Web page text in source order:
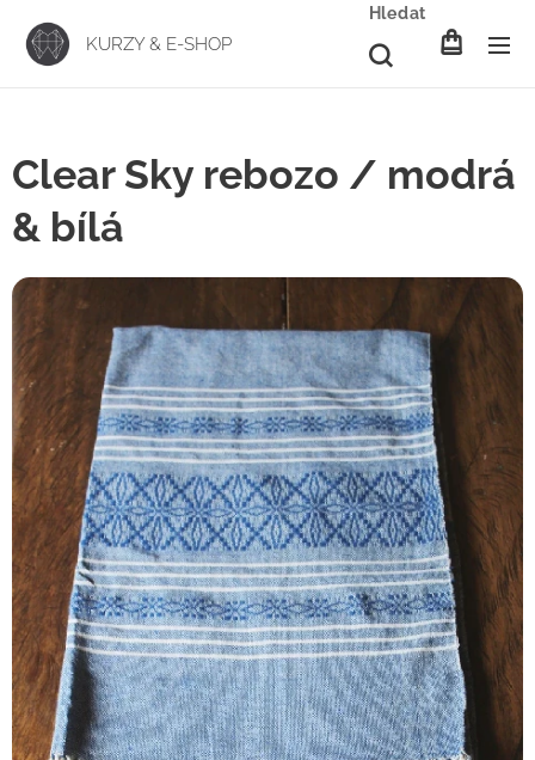
KURZY & E-SHOP
Hledat
Clear Sky rebozo / modrá
& bílá